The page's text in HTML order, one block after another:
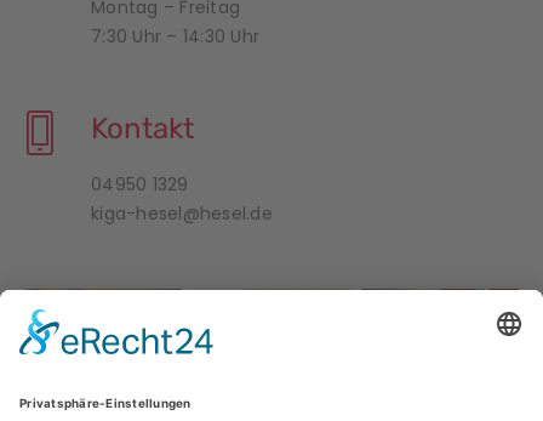
Montag – Freitag
7:30 Uhr – 14:30 Uhr
Kontakt
04950 1329
kiga-hesel@hesel.de